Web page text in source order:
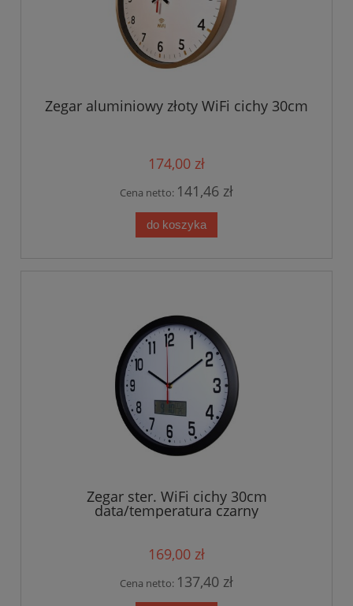
Zegar aluminiowy złoty WiFi cichy 30cm
174,00 zł
Cena netto: 141,46 zł
do koszyka
Zegar ster. WiFi cichy 30cm
data/temperatura czarny
169,00 zł
Cena netto: 137,40 zł